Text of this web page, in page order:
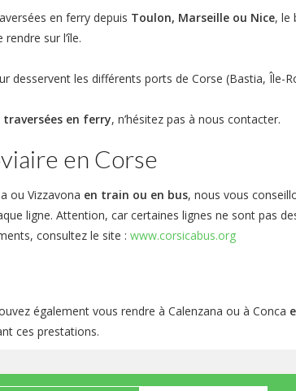
en ferry depuis Toulon, Marseille ou Nice, le
sur l’île.
desservent les différents ports de Corse (Bastia, Île-
traversées en ferry, n’hésitez pas à nous contacter.
en Corse
ou Vizzavona en train ou en bus, nous vous
ligne. Attention, car certaines lignes ne sont pas
consultez le site : www.corsicabus.org
également vous rendre à Calenzana ou à Conca
ces prestations.